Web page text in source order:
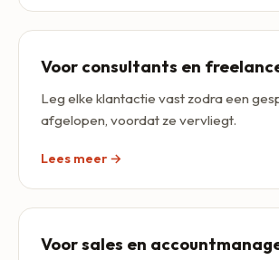
Voor consultants en
Leg elke klantactie vast zodra een
afgelopen, voordat ze vervliegt.
Lees meer →
Voor sales en